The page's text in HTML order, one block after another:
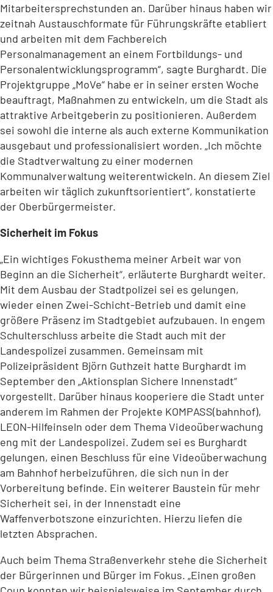
Mitarbeitersprechstunden an. Darüber hinaus haben wir
zeitnah Austauschformate für Führungskräfte etabliert
und arbeiten mit dem Fachbereich
Personalmanagement an einem Fortbildungs- und
Personalentwicklungsprogramm“, sagte Burghardt. Die
Projektgruppe „MoVe“ habe er in seiner ersten Woche
beauftragt, Maßnahmen zu entwickeln, um die Stadt als
attraktive Arbeitgeberin zu positionieren. Außerdem
sei sowohl die interne als auch externe Kommunikation
ausgebaut und professionalisiert worden. „Ich möchte
die Stadtverwaltung zu einer modernen
Kommunalverwaltung weiterentwickeln. An diesem Ziel
arbeiten wir täglich zukunftsorientiert“, konstatierte
der Oberbürgermeister.
Sicherheit im Fokus
„Ein wichtiges Fokusthema meiner Arbeit war von
Beginn an die Sicherheit“, erläuterte Burghardt weiter.
Mit dem Ausbau der Stadtpolizei sei es gelungen,
wieder einen Zwei-Schicht-Betrieb und damit eine
größere Präsenz im Stadtgebiet aufzubauen. In engem
Schulterschluss arbeite die Stadt auch mit der
Landespolizei zusammen. Gemeinsam mit
Polizeipräsident Björn Guthzeit hatte Burghardt im
September den „Aktionsplan Sichere Innenstadt“
vorgestellt. Darüber hinaus kooperiere die Stadt unter
anderem im Rahmen der Projekte KOMPASS(bahnhof),
LEON-Hilfeinseln oder dem Thema Videoüberwachung
eng mit der Landespolizei. Zudem sei es Burghardt
gelungen, einen Beschluss für eine Videoüberwachung
am Bahnhof herbeizuführen, die sich nun in der
Vorbereitung befinde. Ein weiterer Baustein für mehr
Sicherheit sei, in der Innenstadt eine
Waffenverbotszone einzurichten. Hierzu liefen die
letzten Absprachen.
Auch beim Thema Straßenverkehr stehe die Sicherheit
der Bürgerinnen und Bürger im Fokus. „Einen großen